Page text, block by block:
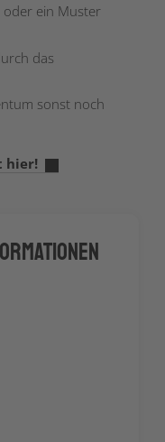
oder ein Muster
das
sonst noch
hier!